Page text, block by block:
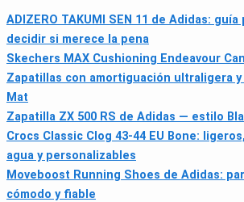
ADIZERO TAKUMI SEN 11 de Adidas:
decidir si merece la pena
Skechers MAX Cushioning Endeavour
Zapatillas con amortiguación ultraligera
Mat
Zapatilla ZX 500 RS de Adidas — estilo
Crocs Classic Clog 43-44 EU Bone:
agua y personalizables
Moveboost Running Shoes de Adidas:
cómodo y fiable